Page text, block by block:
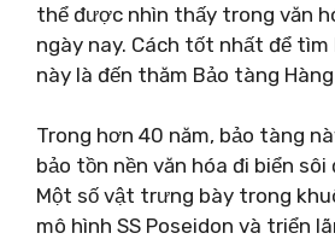
thể được nhìn thấy trong văn
ngày nay. Cách tốt nhất để tìm
này là đến thăm Bảo tàng
Trong hơn 40 năm, bảo tàng
bảo tồn nền văn hóa đi biển sôi
Một số vật trưng bày trong
mô hình SS Poseidon và triển